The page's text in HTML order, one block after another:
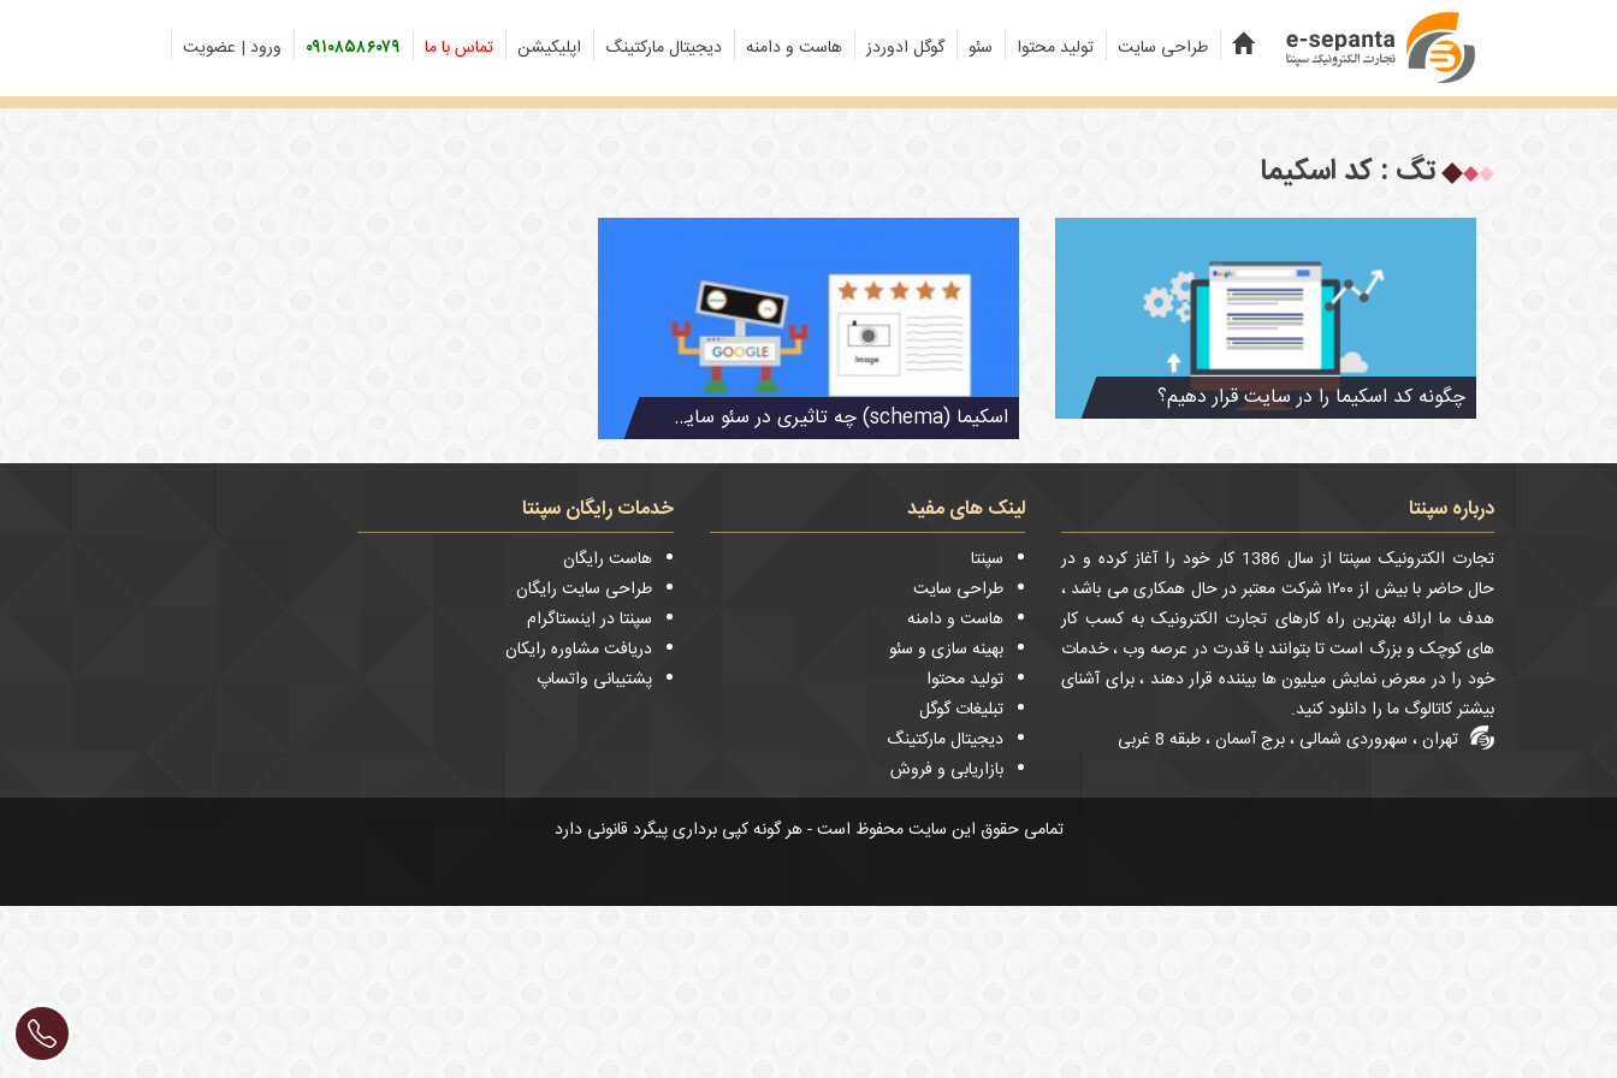
طراحی سایت تولید محتوا سئو گوگل ادوردز هاست و دامنه دیجیتال مارکتینگ اپلیکیشن تماس با ما ۰۹۱۰۸۵۸۶۰۷۹ ورود | عضویت
تگ : کد اسکیما
چگونه کد اسکیما را در سایت قرار دهیم؟
اسکیما (schema) چه تاثیری در سئو سایت دارد؟
درباره سپنتا
تجارت الکترونیک سپنتا از سال 1386 کار خود را آغاز کرده و در
حال حاضر با بیش از ۱۲۰۰ شرکت معتبر در حال همکاری می باشد ،
هدف ما ارائه بهترین راه کارهای تجارت الکترونیک به کسب کار
های کوچک و بزرگ است تا بتوانند با قدرت در عرصه وب ، خدمات
خود را در معرض نمایش میلیون ها بیننده قرار دهند ، برای آشنای
بیشتر کاتالوگ ما را دانلود کنید.
تهران ، سهروردی شمالی ، برج آسمان ، طبقه 8 غربی
لینک های مفید
سپنتا
طراحی سایت
هاست و دامنه
بهینه سازی و سئو
تولید محتوا
تبلیغات گوگل
دیجیتال مارکتینگ
بازاریابی و فروش
خدمات رایگان سپنتا
هاست رایگان
طراحی سایت رایگان
سپنتا در اینستاگرام
دریافت مشاوره رایکان
پشتیبانی واتساپ
تمامی حقوق این سایت محفوظ است - هر گونه کپی برداری پیگرد قانونی دارد